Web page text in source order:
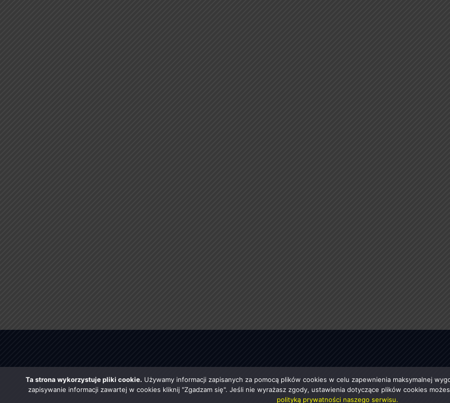
Ta strona wykorzystuje pliki cookie. Używamy informacji zapisanych za pomocą plików cookies w celu zapewnienia maksymalnej
zapisywanie informacji zawartej w cookies kliknij "Zgadzam się". Jeśli nie wyrażasz zgody, ustawienia dotyczące plików cookies
polityką prywatności naszego serwisu.